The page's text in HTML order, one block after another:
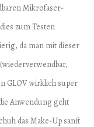
Mikrofaser-
zum Testen
da man mit dieser
GLOV wirklich super
Anwendung geht
das Make-Up sanft